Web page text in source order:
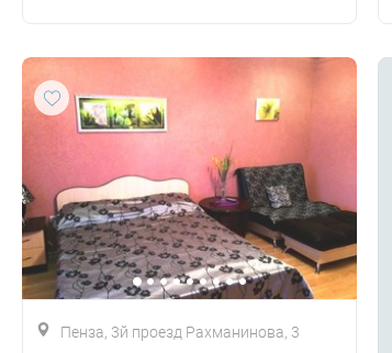
Пенза, 3й проезд Рахманинова, 3